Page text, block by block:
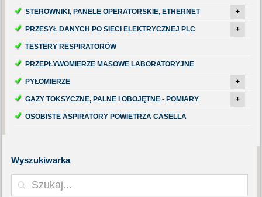
STEROWNIKI, PANELE OPERATORSKIE, ETHERNET +
PRZESYŁ DANYCH PO SIECI ELEKTRYCZNEJ PLC +
TESTERY RESPIRATORÓW
PRZEPŁYWOMIERZE MASOWE LABORATORYJNE
PYŁOMIERZE +
GAZY TOKSYCZNE, PALNE I OBOJĘTNE - POMIARY +
OSOBISTE ASPIRATORY POWIETRZA CASELLA
Wyszukiwarka